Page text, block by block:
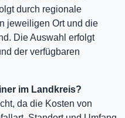
durch regionale
jeweiligen Ort und die
Die Auswahl erfolgt
der verfügbaren
im Landkreis?
da die Kosten von